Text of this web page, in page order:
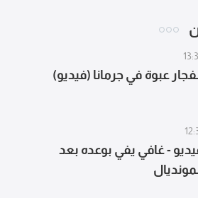
عبوة في جرمانا (فيديو)
- غافي يفي بوعده بعد